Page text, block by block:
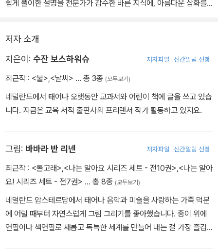
쉽게 풀이한 설명을 전문가가 감수한 바른 지식에, 아름다운 삽화를
물이 언제 처음 지구에 생겨났는지, 환경과 기온에 따라 물의 성질이
어떻게 변하는지, 우리 생활에서 물이 구체적으로 어떤 역할을 하는
하는 질문과 설명이 풍부하게 담겨 있다. 아이들은 이러한 질문에 대
한 답을 찾아가는 동안 일상에서 무심코 지나치거나 당연시했던
'물'에 대해서 보다 적극적인 관심을 갖게 된다. 또한 이전과는 다른
저자 소개
지은이: 수잔 보스하워슈 저자파일 신간알림 신청
최근작 : <물>,<날씨> … 총 3종 (모두보기)
네덜란드에서 태어나 오랫동안 교과서와 어린이 책에 글을 쓰고 있습
니다. 지금은 교육 서적 출판사의 프리랜서 작가 활동하고 있지요.
그림: 바바라 반 리넨 저자파일 신간알림 신청
최근작 : <돌고래>,<나는 알아요 시리즈 세트 - 전10권>,<나는 알아
요! 시리즈 세트 - 전7권> … 총 8종 (모두보기)
네덜란드 암스테르담에서 태어나 음악과 미술을 사랑하는 가족 덕분
에 어릴 때부터 자연스럽게 그림 그리기를 좋아했습니다. 종이 위에
연필이나 색연필로 새롭고 독특한 세계를 만들어 내는 걸 가장 즐깁